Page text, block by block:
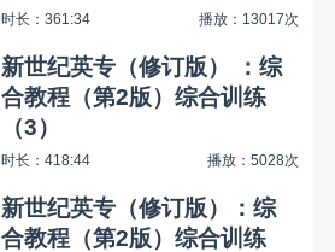
时长：361:34 播放：13017次
新世纪英专（修订版） ：综
合教程（第2版）综合训练
（3）
时长：418:44 播放：5028次
新世纪英专（修订版）：综
合教程（第2版）综合训练